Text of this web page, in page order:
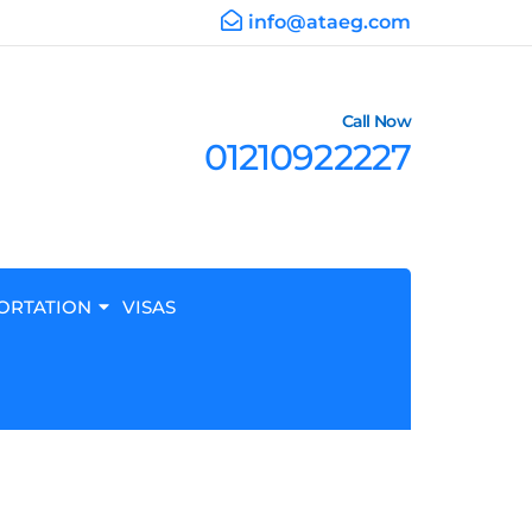
info@ataeg.com
Call Now
01210922227
VISAS